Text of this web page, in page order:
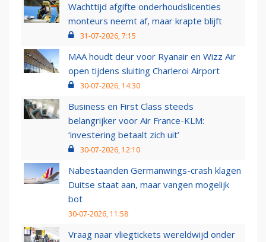
Wachttijd afgifte onderhoudslicenties
monteurs neemt af, maar krapte blijft
31-07-2026, 7:15
MAA houdt deur voor Ryanair en Wizz Air
open tijdens sluiting Charleroi Airport
30-07-2026, 14:30
Business en First Class steeds
belangrijker voor Air France-KLM:
‘investering betaalt zich uit’
30-07-2026, 12:10
Nabestaanden Germanwings-crash klagen
Duitse staat aan, maar vangen mogelijk
bot
30-07-2026, 11:58
Vraag naar vliegtickets wereldwijd onder